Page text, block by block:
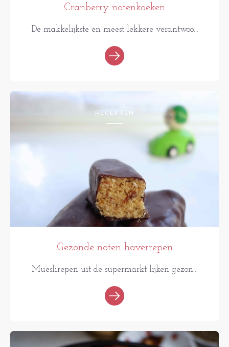
Cranberry notenkoeken
De makkelijkste en meest lekkere verantwoo...
RECEPTEN
Gezonde noten haverrepen
Mueslirepen uit de supermarkt lijken gezon...